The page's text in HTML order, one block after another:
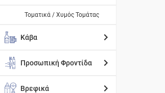
Τοματικά / Χυμός Τομάτας
Κάβα
Προσωπική Φροντίδα
Βρεφικά